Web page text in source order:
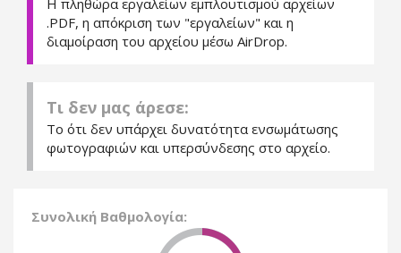
Η πληθώρα εργαλείων εμπλουτισμού αρχείων
.PDF, η απόκριση των "εργαλείων" και η
διαμοίραση του αρχείου μέσω AirDrop.
Τι δεν μας άρεσε:
Το ότι δεν υπάρχει δυνατότητα ενσωμάτωσης
φωτογραφιών και υπερσύνδεσης στο αρχείο.
Συνολική Βαθμολογία: